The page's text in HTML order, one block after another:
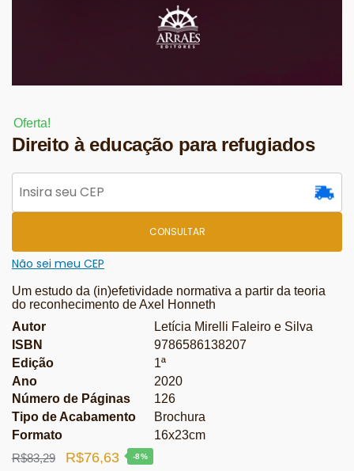
Oferta!
Direito à educação para refugiados
CONSULTAR
Não sei meu CEP
Um estudo da (in)efetividade normativa a partir da teoria
do reconhecimento de Axel Honneth
Autor
Letícia Mirelli Faleiro e Silva
ISBN
9786586138207
Edição
1ª
Ano
2020
Número de Páginas
126
Tipo de Acabamento
Brochura
Formato
16x23cm
R$83,29
O
R$76,63O
-8%